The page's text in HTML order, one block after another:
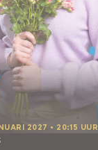
2027 • 20:15 UUR